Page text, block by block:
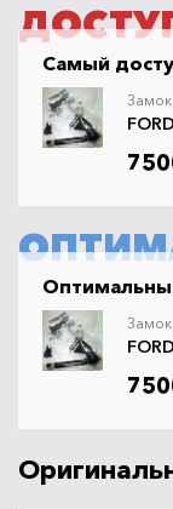
Самый
FORD
FORD